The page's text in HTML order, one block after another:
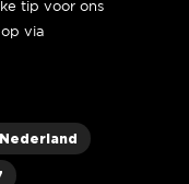
tip voor ons
via